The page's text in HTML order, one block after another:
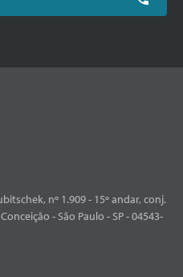
nº 1.909 - 15º andar, conj.
- São Paulo - SP - 04543-